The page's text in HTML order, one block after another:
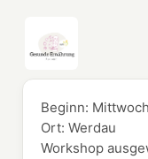
Beginn:
Ort:Werdau
Workshop